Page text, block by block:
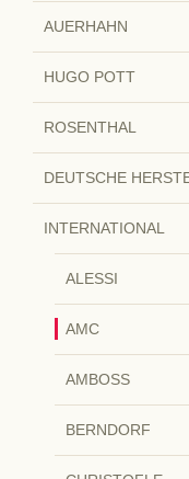
AUERHAHN
HUGO POTT
ROSENTHAL
DEUTSCHE
INTERNATIONAL
ALESSI
AMC
AMBOSS
BERNDORF